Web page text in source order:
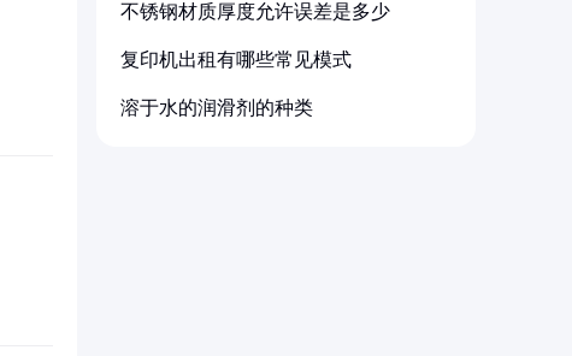
不锈钢材质厚度允许误差是多少
复印机出租有哪些常见模式
溶于水的润滑剂的种类